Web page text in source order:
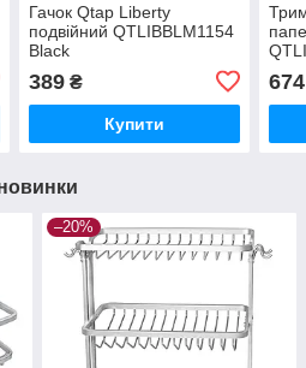
Гачок Qtap Liberty
подвійний QTLIBBLM1154
Black
389₴
Купити
674
–20%